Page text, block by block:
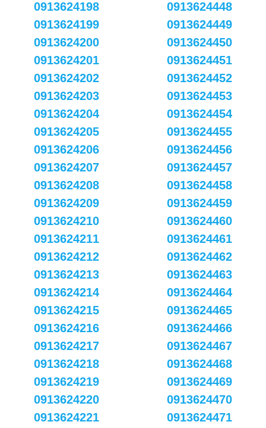
0913624198
0913624199
0913624200
0913624201
0913624202
0913624203
0913624204
0913624205
0913624206
0913624207
0913624208
0913624209
0913624210
0913624211
0913624212
0913624213
0913624214
0913624215
0913624216
0913624217
0913624218
0913624219
0913624220
0913624221
0913624448
0913624449
0913624450
0913624451
0913624452
0913624453
0913624454
0913624455
0913624456
0913624457
0913624458
0913624459
0913624460
0913624461
0913624462
0913624463
0913624464
0913624465
0913624466
0913624467
0913624468
0913624469
0913624470
0913624471